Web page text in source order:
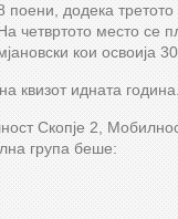
додека третото
четвртото место се
кои освоија
квизот идната година.
Скопје 2,
група беше: